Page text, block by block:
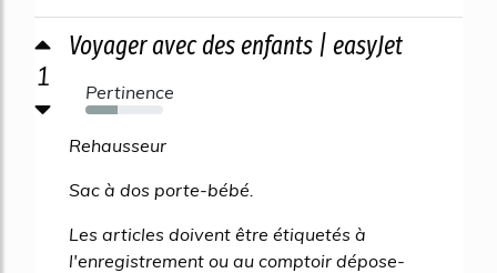
1
Voyager avec des enfants | easyJet
Pertinence
41%
Rehausseur
Sac à dos porte-bébé.
Les articles doivent être étiquetés à
l'enregistrement ou au comptoir dépose-